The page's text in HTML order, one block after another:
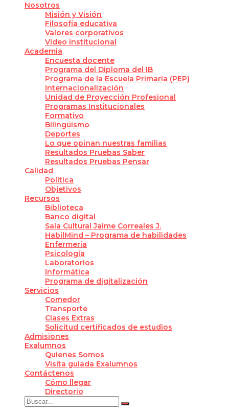
Nosotros
Misión y Visión
Filosofía educativa
Valores corporativos
Video institucional
Academia
Encuesta docente
Programa del Diploma del IB
Programa de la Escuela Primaria (PEP)
Internacionalización
Unidad de Proyección Profesional
Programas Institucionales
Formativo
Bilingüismo
Deportes
Lo que opinan nuestras familias
Resultados Pruebas Saber
Resultados Pruebas Pensar
Calidad
Política
Objetivos
Recursos
Biblioteca
Banco digital
Sala Cultural Jaime Correales J.
HabilMind – Programa de habilidades
Enfermería
Psicología
Laboratorios
Informática
Programa de digitalización
Servicios
Comedor
Transporte
Clases Extras
Solicitud certificados de estudios
Admisiones
Exalumnos
Quienes Somos
Visita guiada Exalumnos
Contáctenos
Cómo llegar
Directorio